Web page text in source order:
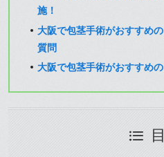
施！
大阪で包茎手術がおすすめ
質問
大阪で包茎手術がおすすめ